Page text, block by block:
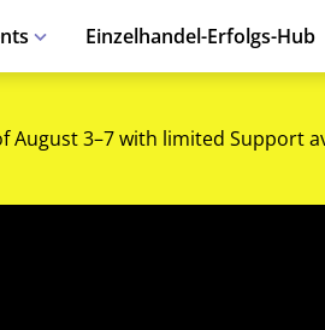
Einzelhandel-Erfolgs-Hub
August 3–7 with limited Support